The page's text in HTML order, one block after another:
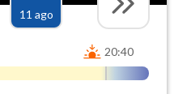
11 ago
20:40